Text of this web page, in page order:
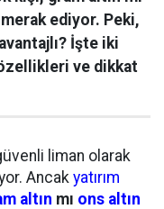
merak ediyor. Peki,
İşte iki
ve dikkat
güvenli liman olarak
Ancak yatırım
altın mı ons altın